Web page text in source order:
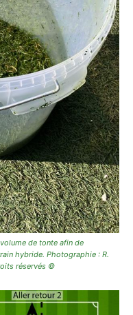
de tonte afin de
hybride. Photographie : R.
réservés ©